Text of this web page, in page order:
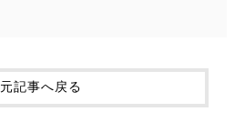
元記事へ戻る